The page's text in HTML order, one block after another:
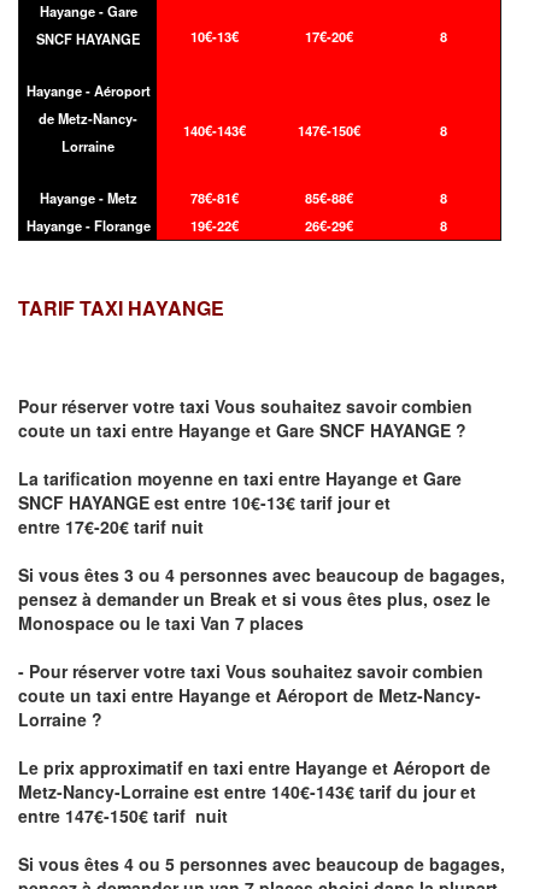
Hayange - Gare
SNCF HAYANGE
10€-13€ 17€-20€ 8
Hayange - Aéroport
de Metz-Nancy-
Lorraine
140€-143€ 147€-150€ 8
Hayange - Metz 78€-81€ 85€-88€
8
Hayange - Florange
19€-22€ 26€-29€ 8
TARIF TAXI HAYANGE
Pour réserver votre taxi Vous souhaitez savoircombien
coute un taxi entre Hayange et Gare SNCF HAYANGE ?
La tarification moyenne en taxi entre Hayange et Gare
SNCF HAYANGE est entre 10€-13€ tarif jour et
entre 17€-20€ tarif nuit
Si vous êtes 3 ou 4 personnes avec beaucoup de bagages,
pensez à demander un Break et si vous êtes plus, osez le
Monospace ou le taxi Van 7 places
- Pour réserver votre taxi Vous souhaitez savoircombien
coute un taxi entre Hayange et Aéroport de Metz-Nancy-
Lorraine ?
Le prix approximatif en taxi entre Hayange et Aéroport de
Metz-Nancy-Lorraine est entre 140€-143€ tarif du jour et
entre 147€-150€ tarif nuit
Si vous êtes 4 ou 5 personnes avec beaucoup de bagages,